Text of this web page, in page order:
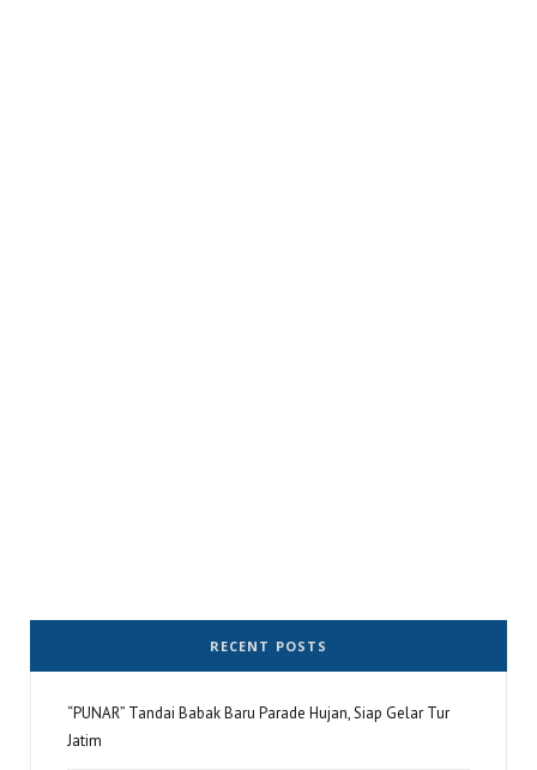
RECENT POSTS
“PUNAR” Tandai Babak Baru Parade Hujan, Siap Gelar Tur
Jatim